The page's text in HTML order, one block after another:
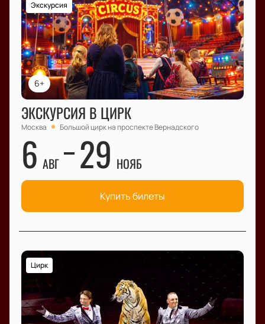
6+
Экскурсия
ЭКСКУРСИЯ В ЦИРК
Москва Большой цирк на проспекте Вернадского
6 АВГ 29 НОЯБ
Купить билеты
Цирк